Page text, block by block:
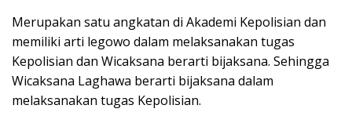
Merupakan satu angkatan di Akademi Kepolisian dan
memiliki arti legowo dalam melaksanakan tugas
Kepolisian dan Wicaksana berarti bijaksana. Sehingga
Wicaksana Laghawa berarti bijaksana dalam
melaksanakan tugas Kepolisian.